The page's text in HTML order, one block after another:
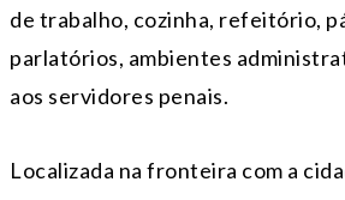
de trabalho, cozinha, refeitório,
parlatórios, ambientes
aos servidores penais.
Localizada na fronteira com a